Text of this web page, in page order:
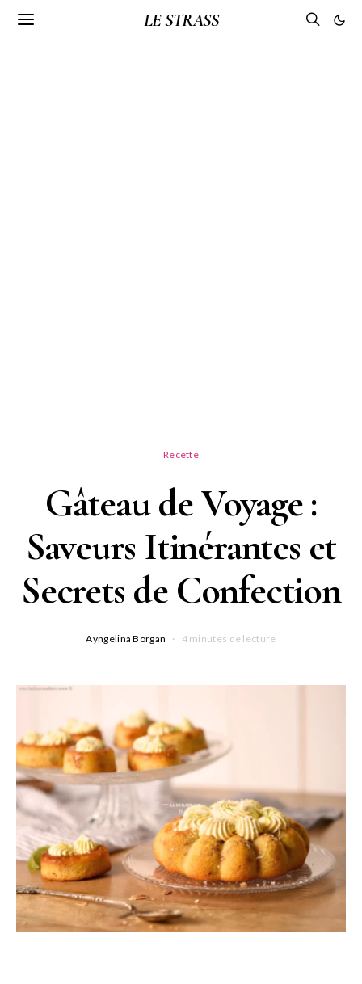
LE STRASS
Recette
Gâteau de Voyage :
Saveurs Itinérantes et
Secrets de Confection
Ayngelina Borgan 4 minutes de lecture